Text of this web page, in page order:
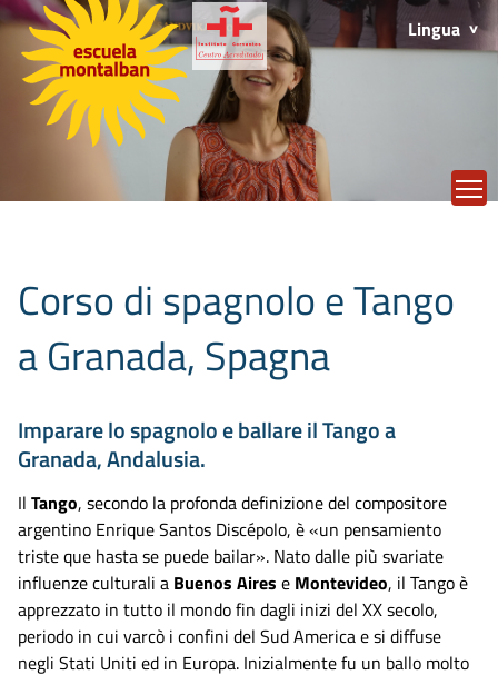
Lingua
Corso di spagnolo e Tango
a Granada, Spagna
Imparare lo spagnolo e ballare il Tango a
Granada, Andalusia.
Il Tango, secondo la profonda definizione del compositore
argentino Enrique Santos Discépolo, è«un pensamiento
triste que hasta se puede bailar». Nato dalle più svariate
influenze culturali a Buenos Aires e Montevideo, il Tango è
apprezzato in tutto il mondo fin dagli inizi del XX secolo,
periodo in cui varcò i confini del Sud America e si diffuse
negli Stati Uniti ed in Europa. Inizialmente fu un ballo molto